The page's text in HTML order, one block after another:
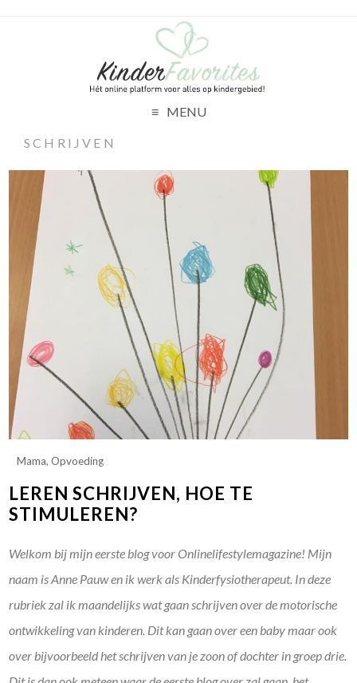
MENU
SCHRIJVEN
Mama,Opvoeding
LEREN SCHRIJVEN, HOE TE
STIMULEREN?
Welkom bij mijn eerste blog voor Onlinelifestylemagazine! Mijn
naam is Anne Pauw en ik werk als Kinderfysiotherapeut. In deze
rubriek zal ik maandelijks wat gaan schrijven over de motorische
ontwikkeling van kinderen. Dit kan gaan over een baby maar ook
over bijvoorbeeld het schrijven van je zoon of dochter in groep drie.